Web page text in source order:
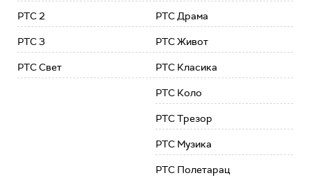
РТС 2
РТС 3
РТС Свет
РТС Драма
РТС Живот
РТС Класика
РТС Коло
РТС Трезор
РТС Музика
РТС Полетарац